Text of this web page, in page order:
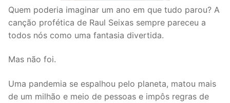
Quem poderia imaginar um ano em que tudo parou? A
canção profética de Raul Seixas sempre pareceu a
todos nós como uma fantasia divertida.
Mas não foi.
Uma pandemia se espalhou pelo planeta, matou mais
de um milhão e meio de pessoas e impôs regras de